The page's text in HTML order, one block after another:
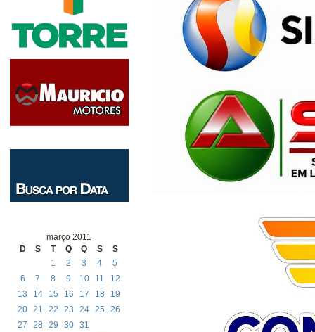
março 2011
D
S T Q Q S S
1 2 3 4
5
6
7 8 9 10 11
12
13
14 15 16 17 18
19
20 21 22 23 24 25
26
27
28 29 30 31